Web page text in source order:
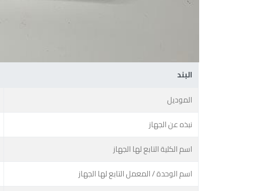
البند
الموديل
نبذه عن الجهاز
اسم الكلية التابع لها الجهاز
اسم الوحدة / المعمل التابع لها الجهاز